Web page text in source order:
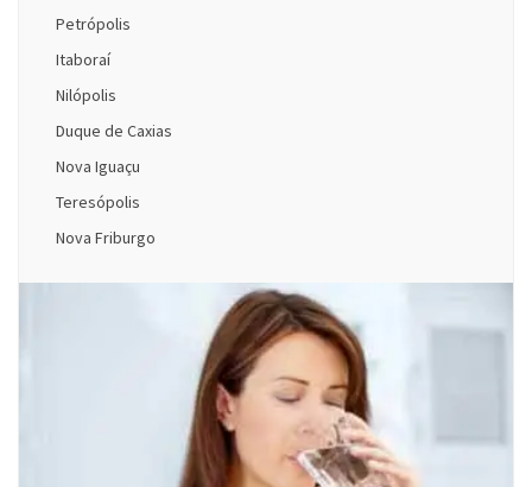
Petrópolis
Itaboraí
Nilópolis
Duque de Caxias
Nova Iguaçu
Teresópolis
Nova Friburgo